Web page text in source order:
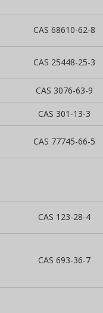
CAS 68610-62-8
CAS 25448-25-3
CAS 3076-63-9
CAS 301-13-3
CAS 77745-66-5
CAS 123-28-4
CAS 693-36-7